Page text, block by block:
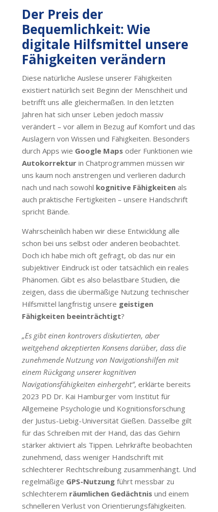
Der Preis der
Bequemlichkeit: Wie
digitale Hilfsmittel unsere
Fähigkeiten verändern
Diese natürliche Auslese unserer Fähigkeiten
existiert natürlich seit Beginn der Menschheit und
betrifft uns alle gleichermaßen. In den letzten
Jahren hat sich unser Leben jedoch massiv
verändert – vor allem in Bezug auf Komfort und das
Auslagern von Wissen und Fähigkeiten. Besonders
durch Apps wie Google Maps oder Funktionen wie
Autokorrekturin Chatprogrammen müssen wir
uns kaum noch anstrengen und verlieren dadurch
nach und nach sowohl kognitive Fähigkeitenals
auch praktische Fertigkeiten – unsere Handschrift
spricht Bände.
Wahrscheinlich haben wir diese Entwicklung alle
schon bei uns selbst oder anderen beobachtet.
Doch ich habe mich oft gefragt, ob das nur ein
subjektiver Eindruck ist oder tatsächlich ein reales
Phänomen. Gibt es also belastbare Studien, die
zeigen, dass die übermäßige Nutzung technischer
Hilfsmittel langfristig unsere geistigen
Fähigkeiten beeinträchtigt?
„Es gibt einen kontrovers diskutierten, aber
weitgehend akzeptierten Konsens darüber, dass die
zunehmende Nutzung von Navigationshilfen mit
einem Rückgang unserer kognitiven
Navigationsfähigkeiten einhergeht“, erklärte bereits
2023 PD Dr. Kai Hamburger vom Institut für
Allgemeine Psychologie und Kognitionsforschung
der Justus-Liebig-Universität Gießen. Dasselbe gilt
für das Schreiben mit der Hand, das das Gehirn
stärker aktiviert als Tippen. Lehrkräfte beobachten
zunehmend, dass weniger Handschrift mit
schlechterer Rechtschreibung zusammenhängt. Und
regelmäßige GPS-Nutzungführt messbar zu
schlechterem räumlichen Gedächtnis und einem
schnelleren Verlust von Orientierungsfähigkeiten.